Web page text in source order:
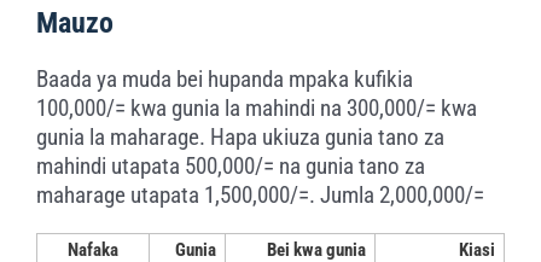
Mauzo
Baada ya muda bei hupanda mpaka kufikia
100,000/= kwa gunia la mahindi na 300,000/= kwa
gunia la maharage. Hapa ukiuza gunia tano za
mahindi utapata 500,000/= na gunia tano za
maharage utapata 1,500,000/=. Jumla 2,000,000/=
Nafaka Gunia Bei kwa gunia
Kiasi